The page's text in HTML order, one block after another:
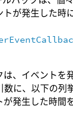
が発生した時
、イベントを
数に、以下の列
発生した時間